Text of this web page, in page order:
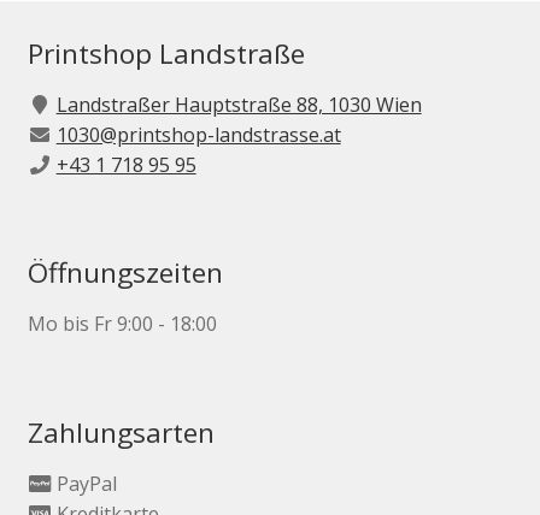
Printshop Landstraße
Landstraßer Hauptstraße 88, 1030 Wien
1030@printshop-landstrasse.at
+43 1 718 95 95
Öffnungszeiten
Mo bis Fr 9:00 - 18:00
Zahlungsarten
PayPal